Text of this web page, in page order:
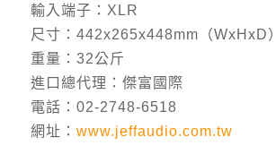
輸入端子：XLR
尺寸：442x265x448mm（WxHxD）
重量：32公斤
進口總代理：傑富國際
電話：02-2748-6518
網址： www.jeffaudio.com.tw